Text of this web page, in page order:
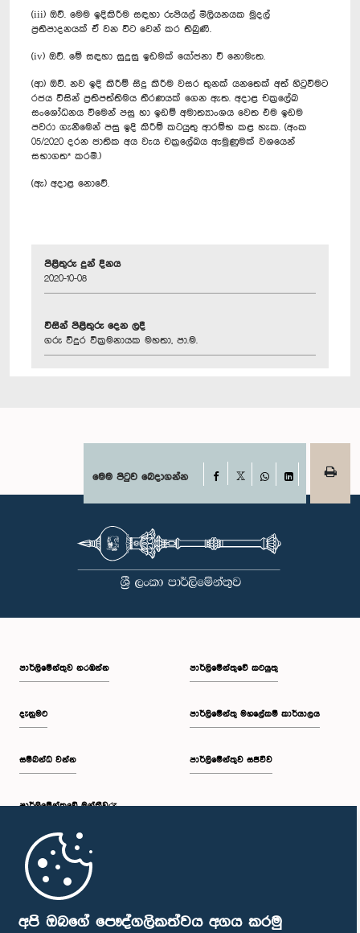
අපි ඔබගේ පෞද්ගලිකත්වය අගය කරමු
(iii) ඔව්. මෙම ඉදිකිරීම සඳහා රුපියල් මිලියනයක මුදල්
ප්‍රතිපාදනයක් ඒ වන විට වෙන් කර තිබුණි.
(iv) ඔව්. මේ සඳහා සුදුසු ඉඩමක් යෝජනා වී නොමැත.
(ආ) ඔව්. නව ඉදි කිරීම් සිදු කිරීම වසර තුනක් යනතෙක් අත් හිටුවීමට
රජය විසින් ප්‍රතිපත්තිමය තීරණයක් ගෙන ඇත. අදාළ චක්‍රලේඛ
සංශෝධනය වීමෙන් පසු හා ඉඩම් අමාත්‍යාංශය වෙත එම ඉඩම
පවරා ගැනීමෙන් පසු ඉදි කිරීම් කටයුතු ආරම්භ කළ හැක. (අංක
05/2020 දරන ජාතික අය වැය චක්‍රලේඛය ඇමුණුමක් වශයෙන්
සභාගත* කරමි.)
(ඇ) අදාළ නොවේ.
පිළිතුරු දුන් දිනය
2020-10-08
විසින් පිළිතුරු දෙන ලදී
ගරු විදුර වික්‍රමනායක මහතා, පා.ම.
මෙම පිටුව බෙදාගන්න Facebook
WhatsAppLinkedIn
පාර්ලි‌මේන්තුව නරඹන්න
දැනුමට
සම්බන්ධ වන්න
පාර්ලි‌මේන්තුවේ මන්ත්‍රීවරු
මුල් පිටුව
පාර්ලිමේන්තුවේ කටයුතු
පාර්ලිමේන්තු මහලේකම් කාර්යාලය
පාර්ලිමේන්තුව සජීවීව
පාර්ලිමේන්තු ජංගම යෙදුම